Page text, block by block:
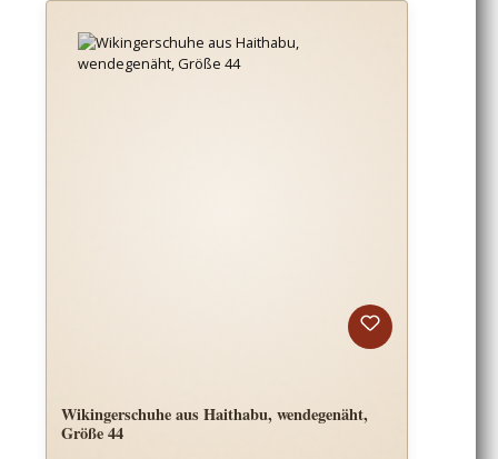
Wikingerschuhe aus Haithabu, wendegenäht,
Größe 44